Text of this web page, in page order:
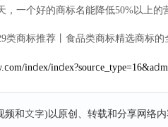
一个好的商标名能降低50%以上的
类商标推荐丨食品类商标精选商标
index/
和文字)以原创、转载和分享网络